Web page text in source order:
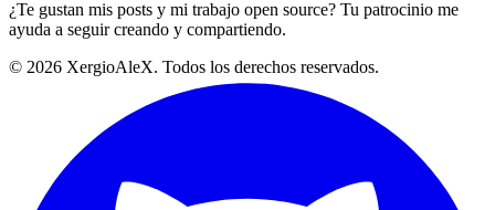
¿Te gustan mis posts y mi trabajo open source? Tu patrocinio me
ayuda a seguir creando y compartiendo.
© 2026 XergioAleX. Todos los derechos reservados.